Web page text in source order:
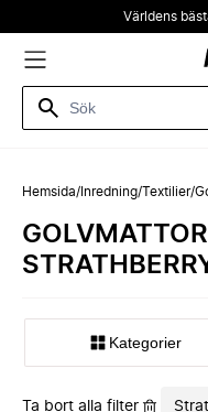
Världens
Hemsida/ Inredning/Textilier/
Kategorier
Ta bort alla filter